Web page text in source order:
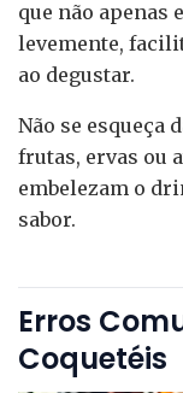
que não apenas
levemente,
ao degustar.
Não se esqueça
frutas, ervas ou
embelezam o
sabor.
Erros
Coquetéis